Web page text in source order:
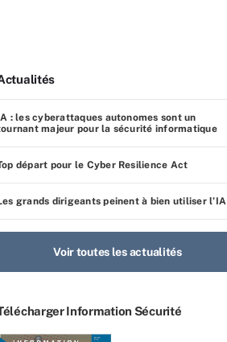
: les cyberattaques autonomes sont un
majeur pour la sécurité informatique
départ pour le Cyber Resilience Act
grands dirigeants peinent à bien utiliser l’IA
Voir toutes les actualités
Information Sécurité